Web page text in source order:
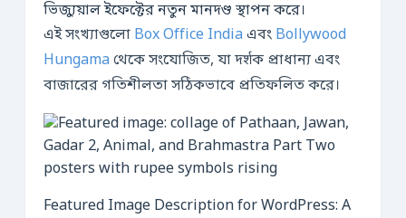
ভিজ্যুয়াল ইফেক্টের নতুন মানদণ্ড স্থাপন করে।
এই সংখ্যাগুলো Box Office India এবং Bollywood
Hungama থেকে সংযোজিত, যা দर्शক প্রাধান্য এবং
বাজারের গতিশীলতা সঠিকভাবে প্রতিফলিত করে।
Featured Image Description for WordPress: A